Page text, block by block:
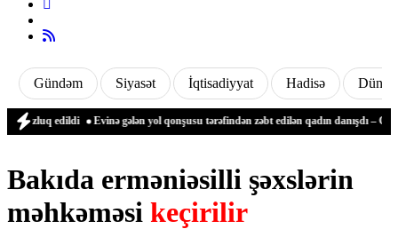
Gündəm Siyasət İqtisadiyyat Hadisə Dünya
edildi Evinə gələn yol qonşusu tərəfindən zəbt edilən qadın danışdı –
Bakıda erməniəsilli şəxslərin
məhkəməsi keçirilir